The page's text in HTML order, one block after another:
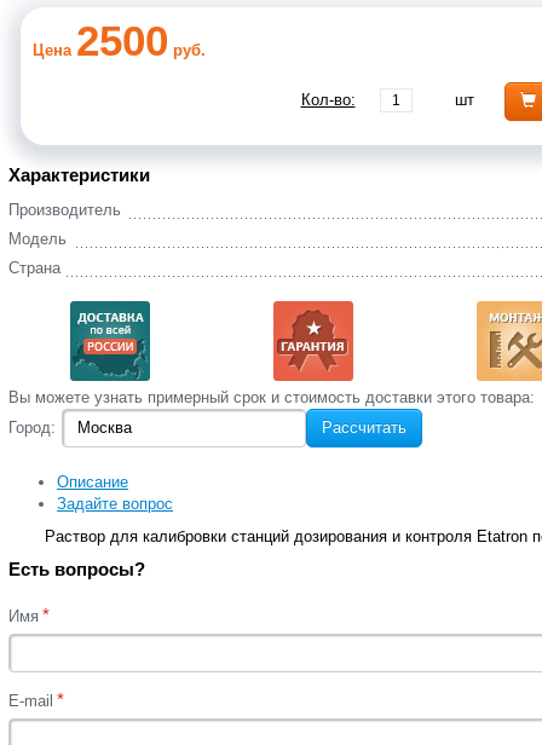
Цена 2500 руб.
Кол-во: шт
Характеристики
Производитель
Модель
Страна
Вы‌ можете‌ узнать‌ примерный срок и стоимость‌ доставки этого товара:
Город:
Рассчитать
Описание
Задайте вопрос
Раствор для калибровки станций дозирования и контроля Etatron
Есть вопросы?
Имя *
E-mail *